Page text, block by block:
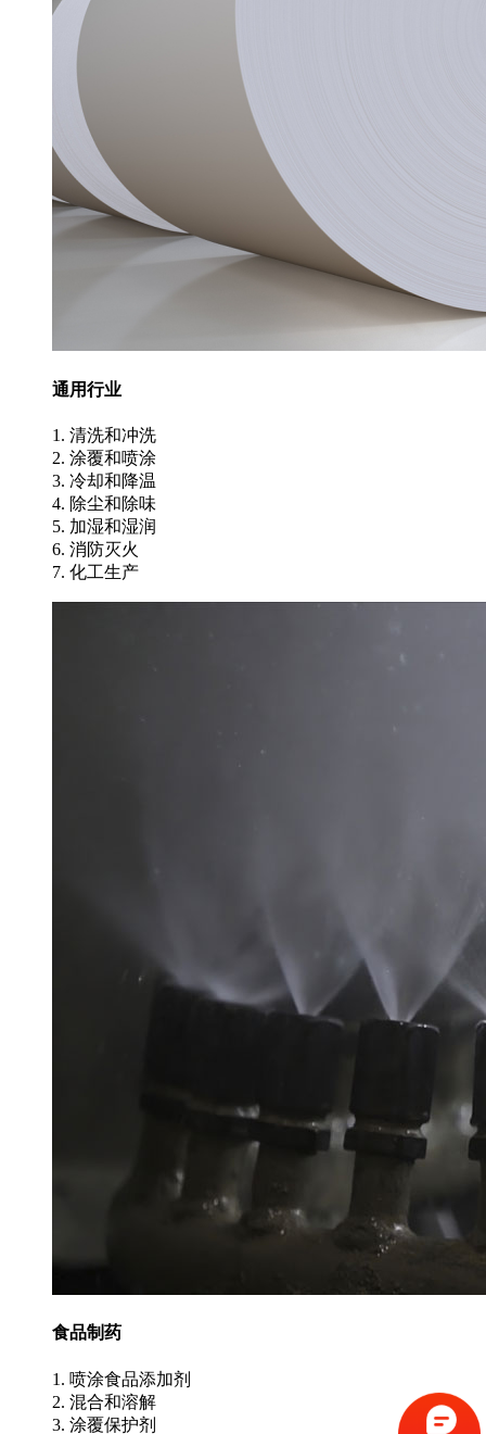
通用行业
1. 清洗和冲洗
2. 涂覆和喷涂
3. 冷却和降温
4. 除尘和除味
5. 加湿和湿润
6. 消防灭火
7. 化工生产
食品制药
1. 喷涂食品添加剂
2. 混合和溶解
3. 涂覆保护剂